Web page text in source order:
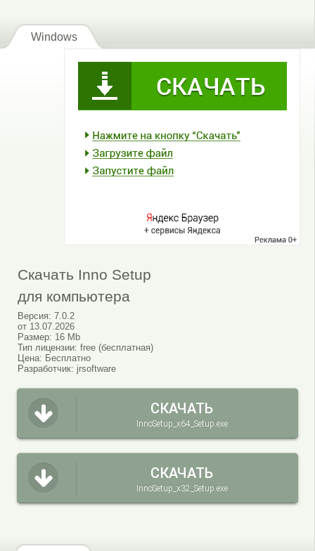
Windows
Скачать Inno Setup
для компьютера
Версия: 7.0.2
от 13.07.2026
Размер: 16 Mb
Тип лицензии: free (бесплатная)
Цена: Бесплатно
Разработчик: jrsoftware
СКАЧАТЬ
InnoSetup_x64_Setup.exe
СКАЧАТЬ
InnoSetup_x32_Setup.exe